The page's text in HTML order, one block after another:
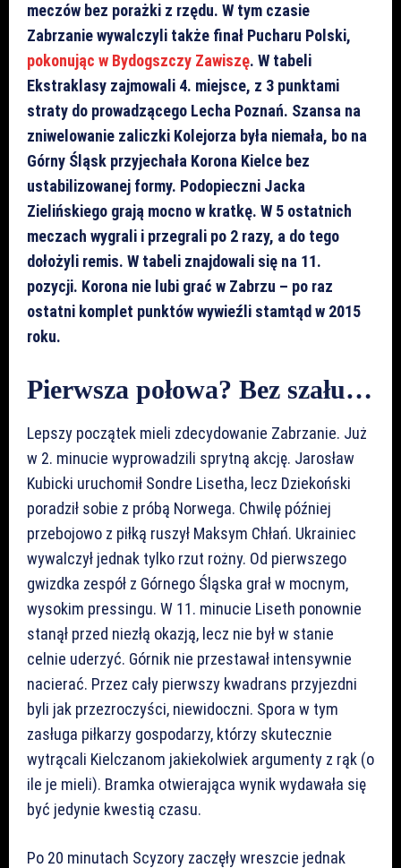
meczów bez porażki z rzędu. W tym czasie
Zabrzanie wywalczyli także finał Pucharu Polski,
pokonując w Bydogszczy Zawiszę. W tabeli
Ekstraklasy zajmowali 4. miejsce, z 3 punktami
straty do prowadzącego Lecha Poznań. Szansa na
zniwelowanie zaliczki Kolejorza była niemała, bo na
Górny Śląsk przyjechała Korona Kielce bez
ustabilizowanej formy. Podopieczni Jacka
Zielińskiego grają mocno w kratkę. W 5 ostatnich
meczach wygrali i przegrali po 2 razy, a do tego
dołożyli remis. W tabeli znajdowali się na 11.
pozycji. Korona nie lubi grać w Zabrzu – po raz
ostatni komplet punktów wywieźli stamtąd w 2015
roku.
Pierwsza połowa? Bez szału…
Lepszy początek mieli zdecydowanie Zabrzanie. Już
w 2. minucie wyprowadzili sprytną akcję. Jarosław
Kubicki uruchomił Sondre Lisetha, lecz Dziekoński
poradził sobie z próbą Norwega. Chwilę później
przebojowo z piłką ruszył Maksym Chłań. Ukrainiec
wywalczył jednak tylko rzut rożny. Od pierwszego
gwizdka zespół z Górnego Śląska grał w mocnym,
wysokim pressingu. W 11. minucie Liseth ponownie
stanął przed niezłą okazją, lecz nie był w stanie
celnie uderzyć. Górnik nie przestawał intensywnie
nacierać. Przez cały pierwszy kwadrans przyjezdni
byli jak przezroczyści, niewidoczni. Spora w tym
zasługa piłkarzy gospodarzy, którzy skutecznie
wytrącali Kielczanom jakiekolwiek argumenty z rąk (o
ile je mieli). Bramka otwierająca wynik wydawała się
być jedynie kwestią czasu.
Po 20 minutach Scyzory zaczęły wreszcie jednak